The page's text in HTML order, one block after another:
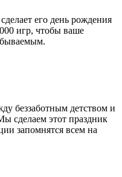
его день рождения
игр, чтобы ваше
беззаботным детством и
сделаем этот праздник
запомнятся всем на